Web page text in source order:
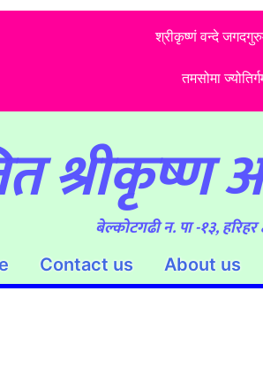
श्रीकृष्णं वन्दे
तमसोमा
बेल्कोटगढी न. पा -१३, हरिहर
Contact us About us